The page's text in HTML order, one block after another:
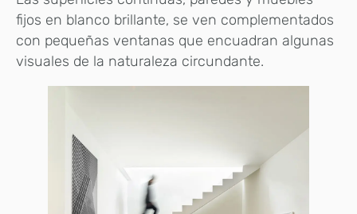
fijos en blanco brillante, se ven complementados
con pequeñas ventanas que encuadran algunas
visuales de la naturaleza circundante.